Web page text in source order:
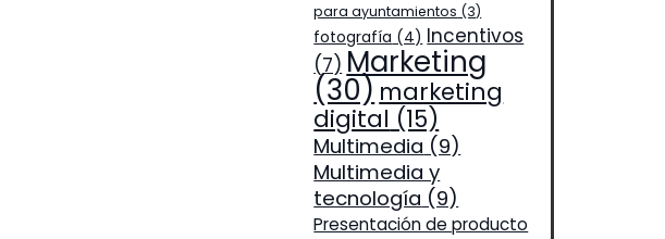
para ayuntamientos (3)
fotografía (4) Incentivos
(7) Marketing
(30)marketing
digital (15)
Multimedia (9)
Multimedia y
tecnología (9)
Presentación de producto